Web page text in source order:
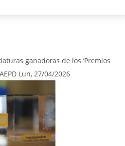
ganadoras de los ‘Premios
Lun, 27/04/2026